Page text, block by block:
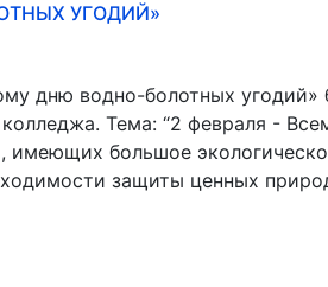
УГОДИЙ»
дню водно-болотных угодий»
Тема: “2 февраля -
большое
защиты ценных